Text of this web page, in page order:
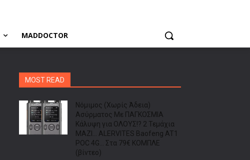
MADDOCTOR
MOST READ
Νόμιμος (Χωρίς Άδεια)
Ασύρματος Με ΠΑΓΚΟΣΜΙΑ
Κάλυψη για ΟΛΟΥΣ!? 2 Τεμάχια
ΜΑΖΙ… ALERVITES Baofeng AT1
POC 4G… Στα 79€ ΚΟΜΠΛΕ
(βίντεο)